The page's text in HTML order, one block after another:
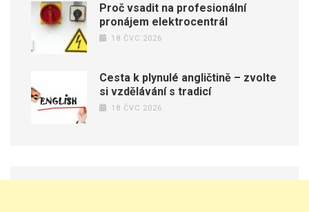
Proč vsadit na profesionální
pronájem elektrocentrál
18 ČVC 2026
Cesta k plynulé angličtině – zvolte
si vzdělávání s tradicí
18 ČVC 2026